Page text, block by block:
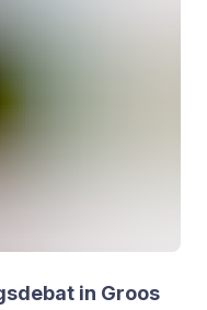
in Groos